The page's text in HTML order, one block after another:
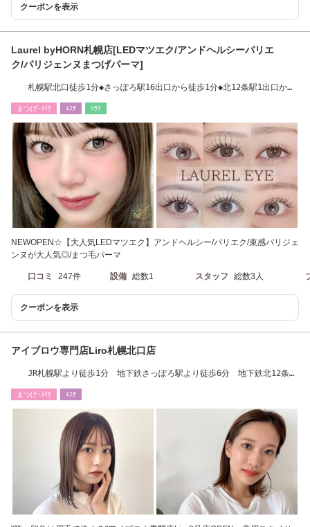
クーポンを表示
Laurel byHORN札幌店[LEDマツエク/アンドヘルシーパリエ
ク/パリジェンヌまつげパーマ]
札幌駅北口徒歩1分◆さっぽろ駅16出口から徒歩1分◆北12条駅1出口から
まつげ･ﾒｲｸ ｴｽﾃ ﾘﾗｸ
NEWOPEN☆【大人気LEDマツエク】アンドヘルシー/パリエク/束感パリジェ
ンヌが大人気◎/まつ毛パーマ
口コミ 247件 設備 総数1 スタッフ 総数3人
クーポンを表示
アイブロウ専門店Liro札幌北口店
JR札幌駅より徒歩1分 地下鉄さっぽろ駅より徒歩6分 地下鉄北12条駅
まつげ･ﾒｲｸ ｴｽﾃ